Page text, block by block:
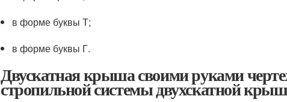
в форме буквы Т;
в форме буквы Г.
Двускатная крыша своими руками
стропильной системы двухскатной